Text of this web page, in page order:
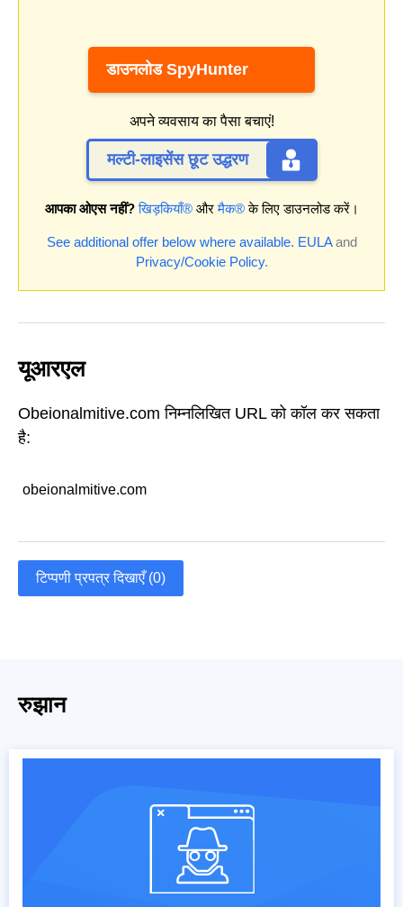
डाउनलोड SpyHunter
अपने व्यवसाय का पैसा बचाएं!
मल्टी-लाइसेंस छूट उद्धरण
आपका ओएस नहीं? खिड़कियाँ®औरमैक®के लिए डाउनलोड करें।
See additional offer below where available. EULAand
Privacy/Cookie Policy.
यूआरएल
Obeionalmitive.com निम्नलिखित URL को कॉल कर सकता
है:
obeionalmitive.com
टिप्पणी प्रपत्र दिखाएँ (0)
रुझान